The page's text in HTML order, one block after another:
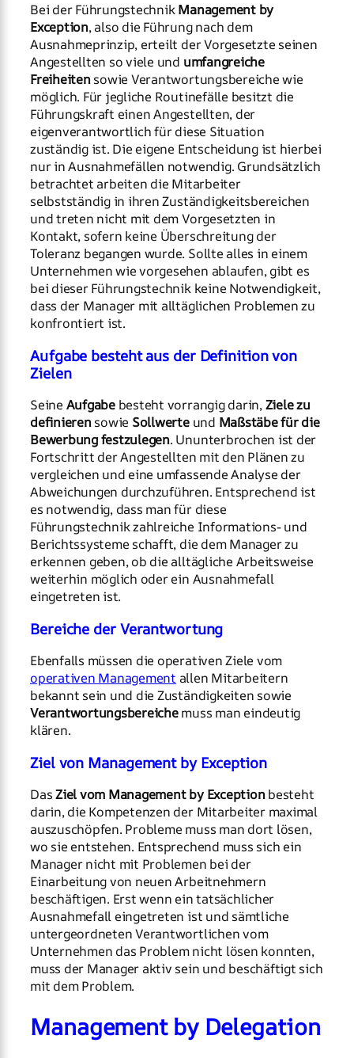
Bei der FührungstechnikManagement by
Exception, also die Führung nach dem
Ausnahmeprinzip, erteilt der Vorgesetzte seinen
Angestellten so viele und umfangreiche
Freiheitensowie Verantwortungsbereiche wie
möglich. Für jegliche Routinefälle besitzt die
Führungskraft einen Angestellten, der
eigenverantwortlich für diese Situation
zuständig ist. Die eigene Entscheidung ist hierbei
nur in Ausnahmefällen notwendig. Grundsätzlich
betrachtet arbeiten die Mitarbeiter
selbstständig in ihren Zuständigkeitsbereichen
und treten nicht mit dem Vorgesetzten in
Kontakt, sofern keine Überschreitung der
Toleranz begangen wurde. Sollte alles in einem
Unternehmen wie vorgesehen ablaufen, gibt es
bei dieser Führungstechnik keine Notwendigkeit,
dass der Manager mit alltäglichen Problemen zu
konfrontiert ist.
Aufgabe besteht aus der Definition von
Zielen
Seine Aufgabebesteht vorrangig darin,Ziele zu
definierensowie Sollwerteund Maßstäbe für die
Bewerbung festzulegen. Ununterbrochen ist der
Fortschritt der Angestellten mit den Plänen zu
vergleichen und eine umfassende Analyse der
Abweichungen durchzuführen. Entsprechend ist
es notwendig, dass man für diese
Führungstechnik zahlreiche Informations- und
Berichtssysteme schafft, die dem Manager zu
erkennen geben, ob die alltägliche Arbeitsweise
weiterhin möglich oder ein Ausnahmefall
eingetreten ist.
Bereiche der Verantwortung
Ebenfalls müssen die operativen Ziele vom
operativen Management allen Mitarbeitern
bekannt sein und die Zuständigkeiten sowie
Verantwortungsbereichemuss man eindeutig
klären.
Ziel von Management by Exception
DasZiel vom Management by Exceptionbesteht
darin, die Kompetenzen der Mitarbeiter maximal
auszuschöpfen. Probleme muss man dort lösen,
wo sie entstehen. Entsprechend muss sich ein
Manager nicht mit Problemen bei der
Einarbeitung von neuen Arbeitnehmern
beschäftigen. Erst wenn ein tatsächlicher
Ausnahmefall eingetreten ist und sämtliche
untergeordneten Verantwortlichen vom
Unternehmen das Problem nicht lösen konnten,
muss der Manager aktiv sein und beschäftigt sich
mit dem Problem.
Management by Delegation